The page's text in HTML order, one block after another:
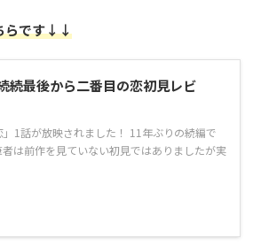
らです↓↓
続最後から二番目の恋初見レビ
1話が放映されました！ 11年ぶりの続編で
は前作を見ていない初見ではありましたが実